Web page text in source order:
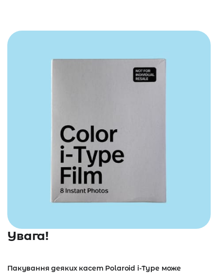
Увага!
Пакування деяких касет Polaroid i-Type може